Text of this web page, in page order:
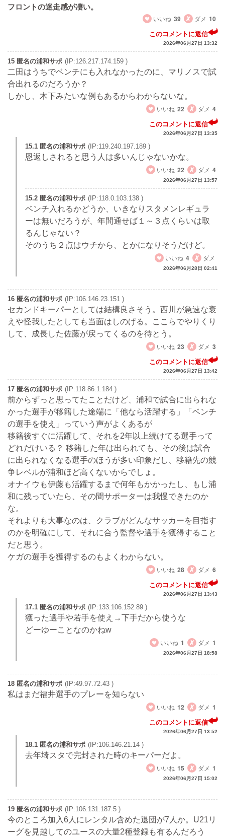
フロントの迷走感が凄い。
いいね 39 ダメ 10
このコメントに返信
2026年06月27日 13:32
15 匿名の浦和サポ (IP:126.217.174.159 )
二田はうちでベンチにも入れなかったのに、マリノスで試
合出れるのだろうか？
しかし、木下みたいな例もあるからわからないな。
いいね 22 ダメ 4
このコメントに返信
2026年06月27日 13:35
15.1 匿名の浦和サポ (IP:119.240.197.189 )
恩返しされると思う人は多いんじゃないかな。
いいね 22 ダメ 4
2026年06月27日 13:57
15.2 匿名の浦和サポ (IP:118.0.103.138 )
ベンチ入れるかどうか、いきなりスタメンレギュラ
ーは無いだろうが、年間通せば１～３点くらいは取
るんじゃない？
そのうち２点はウチから、とかになりそうだけど。
いいね 4 ダメ
2026年06月28日 02:41
16 匿名の浦和サポ (IP:106.146.23.151 )
セカンドキーパーとしては結構良さそう。西川が急速な衰
えや怪我したとしても当面はしのげる。ここらでやりくり
して、成長した佐藤が戻ってくるのを待とう。
いいね 23 ダメ 3
このコメントに返信
2026年06月27日 13:42
17 匿名の浦和サポ (IP:118.86.1.184 )
前からずっと思ってたことだけど、浦和で試合に出られな
かった選手が移籍した途端に「他なら活躍する」「ベンチ
の選手を使え」っていう声がよくあるが
移籍後すぐに活躍して、それを2年以上続けてる選手って
どれだけいる？ 移籍した年は出られても、その後は試合
に出られなくなる選手のほうが多い印象だし、移籍先の競
争レベルが浦和ほど高くないからでしょ。
オナイウも伊藤も活躍するまで何年もかかったし、もし浦
和に残っていたら、その間サポーターは我慢できたのか
な。
それよりも大事なのは、クラブがどんなサッカーを目指す
のかを明確にして、それに合う監督や選手を獲得すること
だと思う。
ケガの選手を獲得するのもよくわからない。
いいね 28 ダメ 6
このコメントに返信
2026年06月27日 13:43
17.1 匿名の浦和サポ (IP:133.106.152.89 )
獲った選手や若手を使え→下手だから使うな
どーゆーことなのかねw
いいね 1 ダメ 1
2026年06月27日 18:58
18 匿名の浦和サポ (IP:49.97.72.43 )
私はまだ福井選手のプレーを知らない
いいね 12 ダメ 1
このコメントに返信
2026年06月27日 13:52
18.1 匿名の浦和サポ (IP:106.146.21.14 )
去年埼スタで完封された時のキーパーだよ。
いいね 15 ダメ 1
2026年06月27日 15:02
19 匿名の浦和サポ (IP:106.131.187.5 )
今のところ加入6人にレンタル含めた退団が7人か。U21リ
ーグを見越してのユースの大量2種登録も有るんだろう